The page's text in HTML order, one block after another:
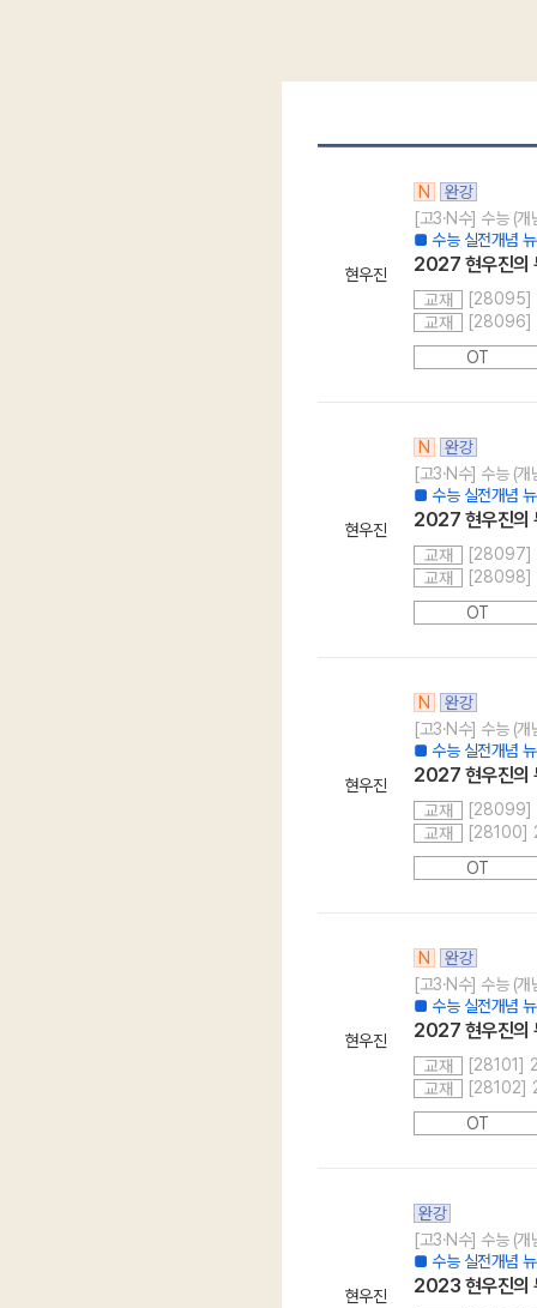
현우진
N
완강
[고3·N수] 수능 (개
■ 수능 실전개념
2027 현우진의
교재
[28095]
교재
[28096]
OT
현우진
N
완강
[고3·N수] 수능 (개
■ 수능 실전개념
2027 현우진의
교재
[28097]
교재
[28098]
OT
현우진
N
완강
[고3·N수] 수능 (개
■ 수능 실전개념
2027 현우진의
교재
[28099]
교재
[28100]
OT
현우진
N
완강
[고3·N수] 수능 (개
■ 수능 실전개념
2027 현우진의
교재
[28101]
교재
[28102]
OT
현우진
완강
[고3·N수] 수능 (개
■ 수능 실전개념
2023 현우진의